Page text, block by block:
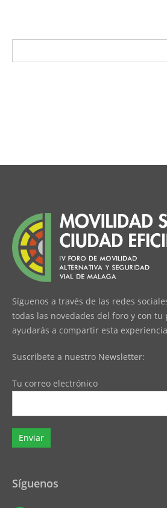
Síguenos a través de las redes
todas las novedades del foro y con tu
ayudarás a compartir esta
Suscribete a nuestro Newsletter:
Tu correo electrónico
Síguenos